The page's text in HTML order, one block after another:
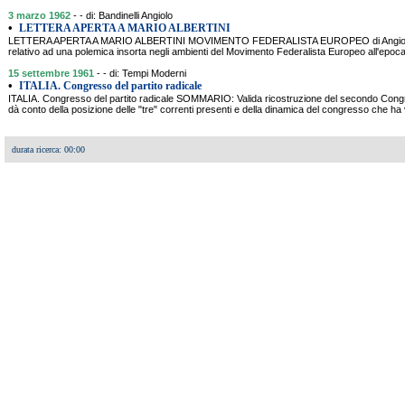
3 marzo 1962 - - di: Bandinelli Angiolo
• LETTERA APERTA A MARIO ALBERTINI
LETTERA APERTA A MARIO ALBERTINI MOVIMENTO FEDERALISTA EUROPEO di
relativo ad una polemica insorta negli ambienti del Movimento Federalista Europeo
15 settembre 1961 - - di: Tempi Moderni
• ITALIA. Congresso del partito radicale
ITALIA. Congresso del partito radicale SOMMARIO: Valida ricostruzione del secondo
dà conto della posizione delle "tre" correnti presenti e della dinamica del congresso che
durata ricerca: 00:00